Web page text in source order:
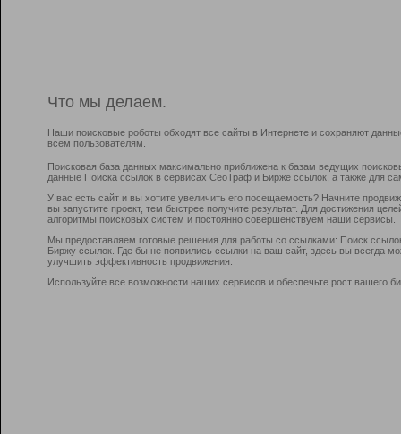
Что мы делаем.
Наши поисковые роботы обходят все сайты в Интернете и сохраняют
всем пользователям.
Поисковая база данных максимально приближена к базам ведущих
данные Поиска ссылок в сервисах СеоТраф и Бирже ссылок, а также для
У вас есть сайт и вы хотите увеличить его посещаемость? Начните
вы запустите проект, тем быстрее получите результат. Для достижения
алгоритмы поисковых систем и постоянно совершенствуем наши сервисы.
Мы предоставляем готовые решения для работы со ссылками: Поиск
Биржу ссылок. Где бы не появились ссылки на ваш сайт, здесь вы всегда
улучшить эффективность продвижения.
Используйте все возможности наших сервисов и обеспечьте рост вашего